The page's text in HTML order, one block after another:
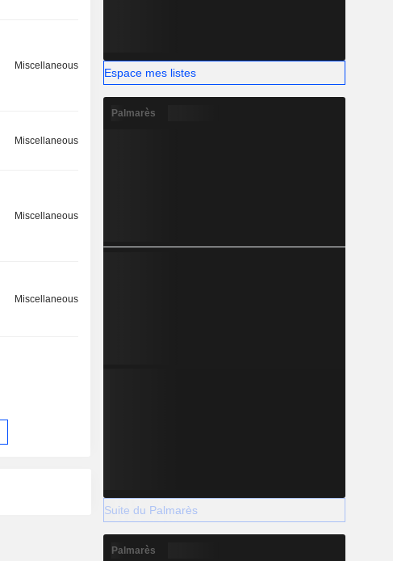
Miscellaneous
Miscellaneous
Miscellaneous
Miscellaneous
Espace mes listes
Palmarès
Suite du Palmarès
Palmarès